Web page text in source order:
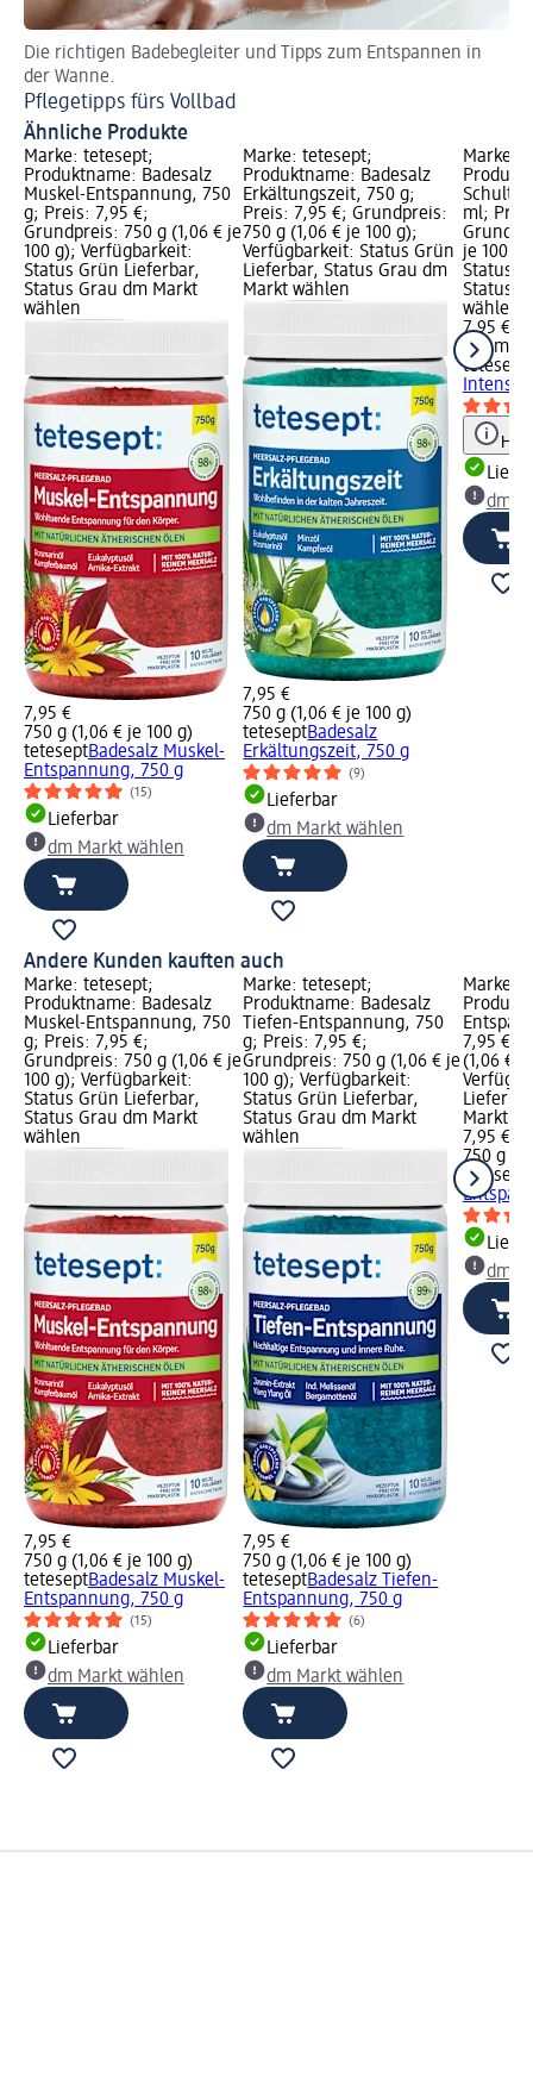
Die richtigen Badebegleiter und Tipps zum Entspannen in
der Wanne.
Pflegetipps fürs Vollbad
Ähnliche Produkte
Marke: tetesept;
Produktname: Badesalz
Muskel-Entspannung, 750
g; Preis: 7,95 €;
Grundpreis: 750 g (1,06 € je
100 g); Verfügbarkeit:
Status Grün Lieferbar,
Status Grau dm Markt
wählen
7,95 €
750 g (1,06 € je 100 g)
teteseptBadesalz Muskel-
Entspannung, 750 g
(15)
Lieferbar
dm Markt wählen
Marke: tetesept;
Produktname: Badesalz
Erkältungszeit, 750 g;
Preis: 7,95 €; Grundpreis:
750 g (1,06 € je 100 g);
Verfügbarkeit: Status Grün
Lieferbar, Status Grau dm
Markt wählen
7,95 €
750 g (1,06 € je 100 g)
teteseptBadesalz
Erkältungszeit, 750 g
(9)
Lieferbar
dm Markt wählen
Marke:
Schulter
ml;
je 100
Status
Status
wählen
7,95 €
125 ml
tetesept
Intensiv
dm
Andere Kunden kauften auch
Marke: tetesept;
Produktname: Badesalz
Muskel-Entspannung, 750
g; Preis: 7,95 €;
Grundpreis: 750 g (1,06 € je
100 g); Verfügbarkeit:
Status Grün Lieferbar,
Status Grau dm Markt
wählen
7,95 €
750 g (1,06 € je 100 g)
teteseptBadesalz Muskel-
Entspannung, 750 g
(15)
Lieferbar
dm Markt wählen
Marke: tetesept;
Produktname: Badesalz
Tiefen-Entspannung, 750
g; Preis: 7,95 €;
Grundpreis: 750 g (1,06 € je
100 g); Verfügbarkeit:
Status Grün Lieferbar,
Status Grau dm Markt
wählen
7,95 €
750 g (1,06 € je 100 g)
teteseptBadesalz Tiefen-
Entspannung, 750 g
(6)
Lieferbar
dm Markt wählen
Marke:
7,95 €;
(1,06 €
Markt
7,95 €
750 g
tetesept
dm